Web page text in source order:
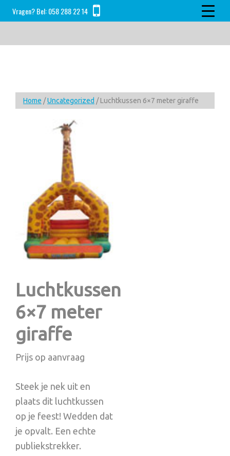
Skip
to
Skip
to
Skip
to
Vragen? Bel:058 288 22 14
Home /Uncategorized / Luchtkussen 6×7 meter giraffe
Luchtkussen
6×7 meter
giraffe
Prijs op aanvraag
Steek je nek uit en
plaats dit luchtkussen
op je feest! Wedden dat
je opvalt. Een echte
publiekstrekker.